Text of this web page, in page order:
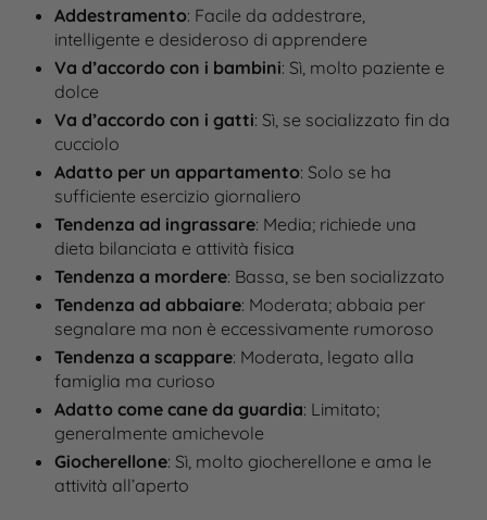
Addestramento: Facile da addestrare,
intelligente e desideroso di apprendere
Va d’accordo con i bambini: Sì, molto paziente e
dolce
Va d’accordo con i gatti: Sì, se socializzato fin da
cucciolo
Adatto per un appartamento: Solo se ha
sufficiente esercizio giornaliero
Tendenza ad ingrassare: Media; richiede una
dieta bilanciata e attività fisica
Tendenza a mordere: Bassa, se ben socializzato
Tendenza ad abbaiare: Moderata; abbaia per
segnalare ma non è eccessivamente rumoroso
Tendenza a scappare: Moderata, legato alla
famiglia ma curioso
Adatto come cane da guardia: Limitato;
generalmente amichevole
Giocherellone: Sì, molto giocherellone e ama le
attività all’aperto